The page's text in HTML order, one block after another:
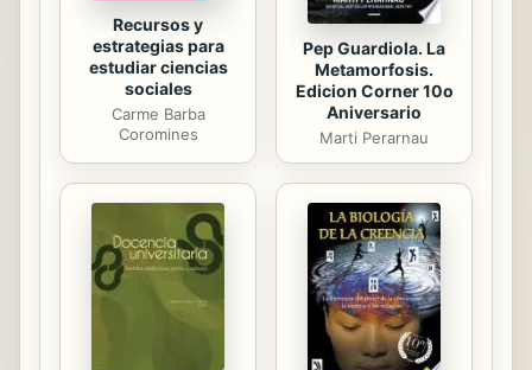
Recursos y
estrategias para
estudiar ciencias
sociales
Carme Barba
Coromines
Pep Guardiola. La
Metamorfosis.
Edicion Corner 10o
Aniversario
Marti Perarnau